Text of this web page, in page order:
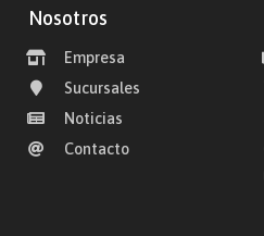
Nosotros
Empresa
Sucursales
Noticias
Contacto